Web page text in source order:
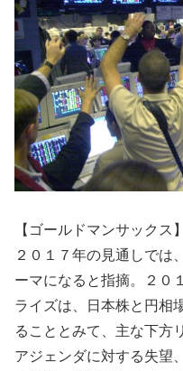
【ゴールドマンサックス】
２０１７年の見通しでは
ーマになると指摘。２０
ライズは、日本株と円相
ることとみて、主な下方
アジェンダに対する失望